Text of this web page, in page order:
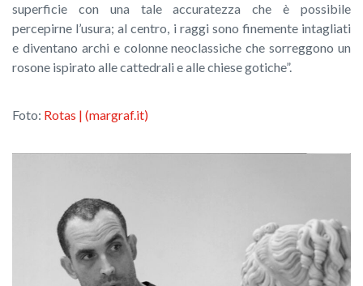
superficie con una tale accuratezza che è possibile
percepirne l’usura; al centro, i raggi sono finemente intagliati
e diventano archi e colonne neoclassiche che sorreggono un
rosone ispirato alle cattedrali e alle chiese gotiche”.
Foto: Rotas | (margraf.it)